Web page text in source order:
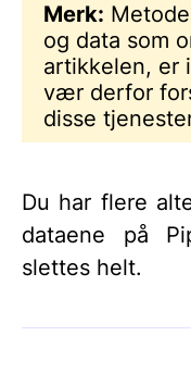
Merk:
og data som
artikkelen, er
vær derfor
disse
Du har flere
dataene på
slettes helt.